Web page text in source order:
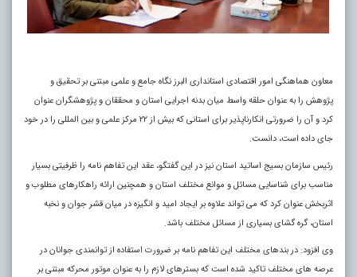
معاون هماهنگی امور اقتصادی استانداری البرز نگاه جامع و علمی مبتنی بر تحقیق و
پژوهش را به عنوان حلقه واسط میان بدنه اجرایی استان و محققان و پژوهشگران عنوان
کرد و آن را ضرورتی انکارناپذیر برای استانی که بیش از ۲۲ مرکز علمی و بین المللی را در خود
جای داده است، دانست.
رئیس سازمان بسیج اساتید استان نیز در این گفتگو، عقد این تفاهم نامه را ظرفیتی بسیار
مناسب برای شناسایی مسائل و موانع مختلف استان و همچنین ارائه راهکارهای مطلوب و
اثربخش عنوان کرد که می تواند علاوه بر ایجاد امید و انگیزه در میان قشر جوان و نخبه
استان، گره گشای بسیاری از مسائل مختلف باشد.
وی افزود: در بندهای مختلف این تفاهم نامه بر ضرورت استفاده از توانمندی جوانان در
عرصه های مختلف تاکید شده است که بسترهای لازم را به عنوان موتور محرکه مبتنی بر